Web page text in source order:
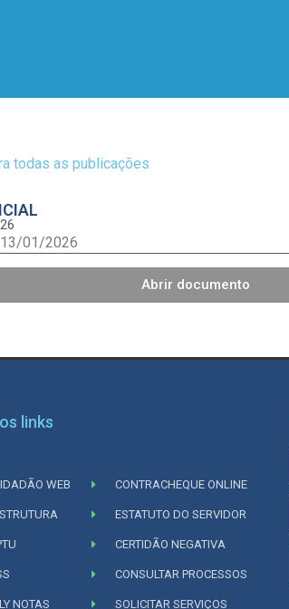
todas as publicações
01/2026
Abrir documento
links
WEB
NOTAS
CONTRACHEQUE ONLINE
ESTATUTO DO SERVIDOR
CERTIDÃO NEGATIVA
CONSULTAR PROCESSOS
SOLICITAR SERVIÇOS